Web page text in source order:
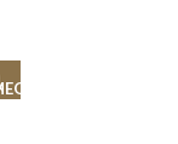
OVER MADE